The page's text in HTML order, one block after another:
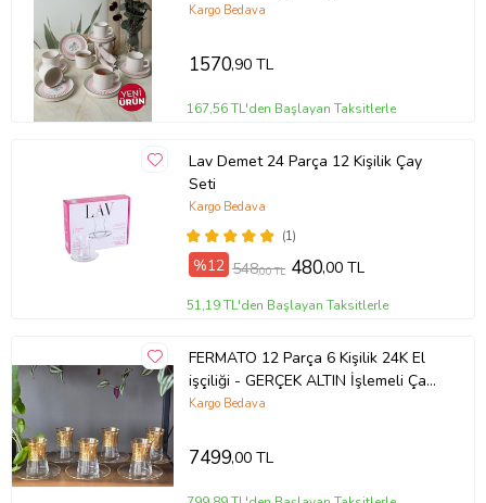
Ürün Kodu: kcm12688032 Kargo Bedava
1570,90 TL
167,56 TL'den Başlayan Taksitlerle
Lav Demet 24 Parça 12 Kişilik Çay
Seti
(1)
Kargo Bedava
%12 548,00 TL 480,00 TL
51,19 TL'den Başlayan Taksitlerle
FERMATO 12 Parça 6 Kişilik 24K El
işçiliği - GERÇEK ALTIN İşlemeli Çay
Seti Alda Mix
Kargo Bedava
7499,00 TL